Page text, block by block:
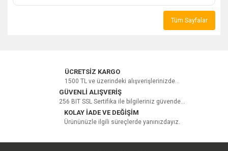
Tüm Sayfalar
ÜCRETSİZ KARGO
1500 TL ve üzerindeki alışverişlerinizde...
GÜVENLİ ALIŞVERİŞ
256 BIT SSL Sertifika ile bilgileriniz güvende...
KOLAY İADE VE DEĞİŞİM
Ürününüzle ilgili süreçlerde yanınızdayız.